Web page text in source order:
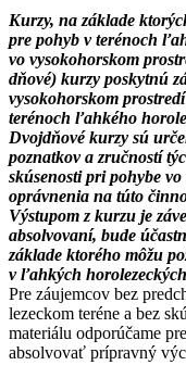
Kurzy, na základe
pre pohyb v terénoch
vo vysokohorskom
dňové) kurzy poskytnú
vysokohorskom
terénoch ľahkého
Dvojdňové kurzy sú
poznatkov a zručností
skúsenosti pri pohybe
oprávnenia na túto
Výstupom z kurzu je
absolvovaní, bude
základe ktorého môžu
v ľahkých
Pre záujemcov bez
lezeckom teréne a bez
materiálu odporúčame
absolvovať prípravný